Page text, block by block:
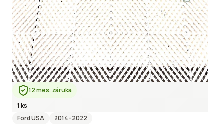
12 mes. záruka
1 ks
Ford USA
2014–2022